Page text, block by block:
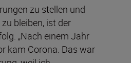
zu stellen und
bleiben, ist der
„Nach einem Jahr
kam Corona. Das war